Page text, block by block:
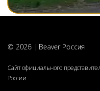
© 2026 | Beaver Россия
Сайт официального
России